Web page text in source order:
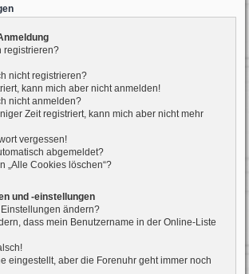
registrieren?
nicht registrieren?
kann mich aber nicht anmelden!
nicht anmelden?
Zeit registriert, kann mich aber nicht mehr
vergessen!
abgemeldet?
„Alle Cookies löschen“?
und -einstellungen
ändern?
dass mein Benutzername in der Online-Liste
eingestellt, aber die Forenuhr geht immer noch